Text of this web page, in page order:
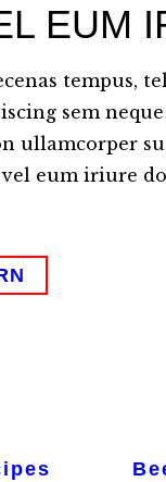
EUM
tempus,
sem
ullamcorper
vel eum iriure